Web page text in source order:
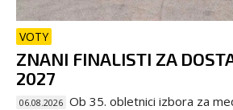
VOTY
ZNANI FINALISTI ZA
2027
06.08.2026 Ob 35. obletnici izbora za